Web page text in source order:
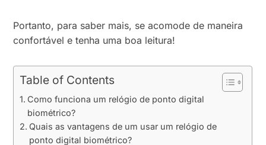
Portanto, para saber mais, se acomode de maneira
confortável e tenha uma boa leitura!
Table of Contents
Como funciona um relógio de ponto digital
biométrico?
Quais as vantagens de um usar um relógio de
ponto digital biométrico?